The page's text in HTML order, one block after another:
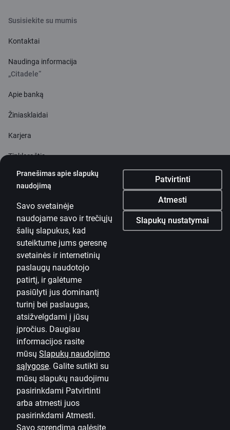
Pranešimas apie slapukų
naudojimą
Patvirtinti
Atmesti
Slapukų nustatymai
Savo svetainėje
naudojame savo ir trečiųjų
šalių slapukus, kad
suteiktume jums geresnę
svetainės ir internetinių
paslaugų naudotojo
patirtį, ir galėtume
pasiūlyti jus dominantį
turinį bei paslaugas,
atsižvelgdami į jūsų
įpročius. Daugiau
informacijos rasite
mūsų Slapukų naudojimo
sąlygose. Galite sutikti su
mūsų slapukų naudojimu
pasirinkdami Patvirtinti
arba atmesti juos
pasirinkdami Atmesti.
Savo sprendimą galėsite
Susisiekite su mumis
Kontaktai
Naudinga informacija
„Citadele“
Apie banką
Žiniasklaidai
Karjera
Tinklaraštis
Taisyklės ir sąlygos
Naudojimosi taisyklės
Slapukų nuostatos
Asmens duomenų apsauga ir tvarkymas
Naudinga
Įkainiai privatiems klientams
Įkainiai verslo klientams
Valiutos skaičiuoklė
Skaičiuoklės
Prieinamumas
Svetainės planas
Developers Portal
(PSD2)